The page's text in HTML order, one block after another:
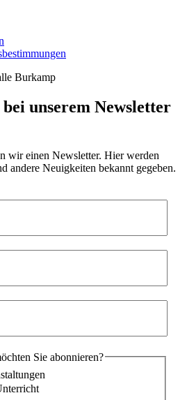
Burkamp
unserem Newsletter
wir einen Newsletter. Hier werden
andere Neuigkeiten bekannt gegeben.
Sie abonnieren?